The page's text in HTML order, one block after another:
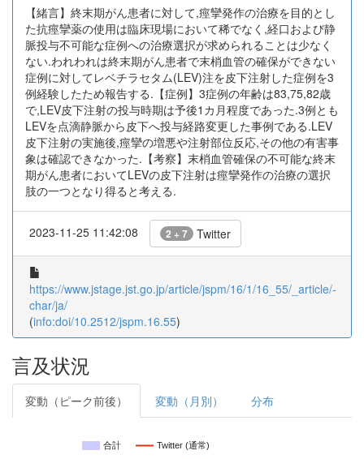
【緒言】終末期がん患者に対して,痙攣発作の治療を目的とし
た抗痙攣薬の使用は臨床現場において稀でなく,経口および静
脈投与不可能な症例への治療選択が求められることは少なく
ない.われわれは終末期がん患者で末梢血管の確保ができない
症例に対してレベチラセタム(LEV)注を皮下注射した症例を3
例経験したため報告する.【症例】3症例の年齢は83,75,82歳
で,LEV皮下注射の投与時期は予後1カ月程度であった.3例とも
LEVを点滴静脈から皮下へ投与経路変更した事例である.LEV
皮下注射の実施後,痙攣の増悪や注射部位反応,その他の有害事
象は確認できなかった.【考察】末梢血管確保の不可能な終末
期がん患者においてLEVの皮下注射は痙攣発作の治療の選択
肢の一つとなり得ると考える.
2023-11-25 11:42:08 2 + 7 Twitter
https://www.jstage.jst.go.jp/article/jspm/16/1/16_55/_article/-
char/ja/
(info:doi/10.2512/jspm.16.55)
言及状況
変動（ピーク前後） 変動（月別） 分布
合計 Twitter (通常)